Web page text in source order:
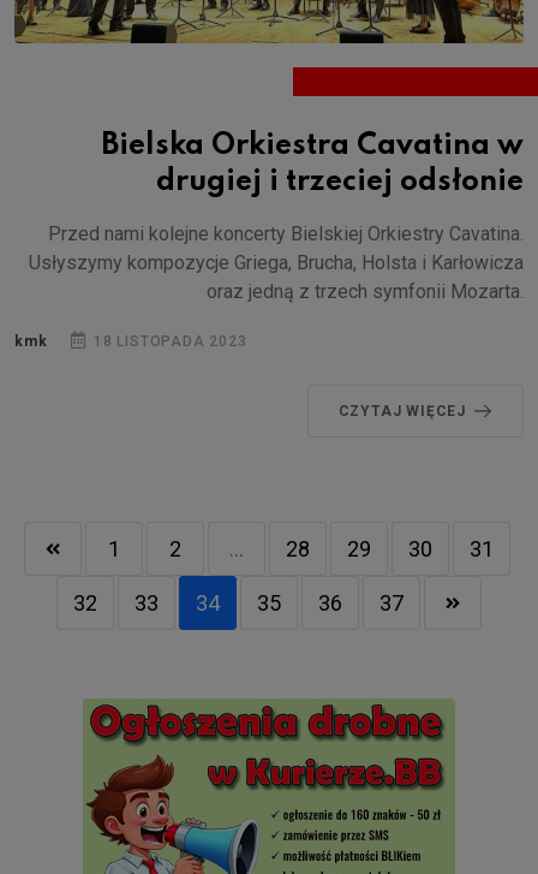
Bielska Orkiestra Cavatina w
drugiej i trzeciej odsłonie
Przed nami kolejne koncerty Bielskiej Orkiestry Cavatina.
Usłyszymy kompozycje Griega, Brucha, Holsta i Karłowicza
oraz jedną z trzech symfonii Mozarta.
kmk 18 LISTOPADA 2023
CZYTAJ WIĘCEJ
1 2 ... 28 29 30 31
32 33 34 35 36 37